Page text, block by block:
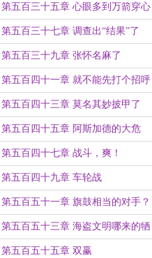
了
第五百三十五章 心眼多到万箭穿心
都死不了
第五百三十七章 调查出“结果”了
第五百三十九章 张怀名麻了
第五百四十一章 就不能先打个招呼
吗？
第五百四十三章 莫名其妙披甲了
第五百四十五章 阿斯加德的大危
机！
第五百四十七章 战斗，爽！
第五百四十九章 车轮战
第五百五十一章 旗鼓相当的对手？
第五百五十三章 海盗文明哪来的牺
牲精神？
第五百五十五章 双赢